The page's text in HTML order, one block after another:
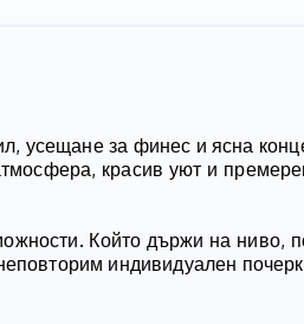
усещане за финес и ясна
красив уют и
Който държи на ниво,
индивидуален